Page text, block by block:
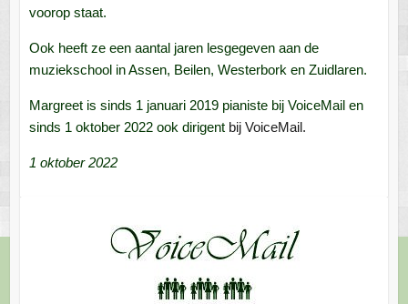
voorop staat.
Ook heeft ze een aantal jaren lesgegeven aan de
muziekschool in Assen, Beilen, Westerbork en Zuidlaren.
Margreet is sinds 1 januari 2019 pianiste bij VoiceMail en
sinds 1 oktober 2022 ook dirigentbij VoiceMail.
1 oktober 2022